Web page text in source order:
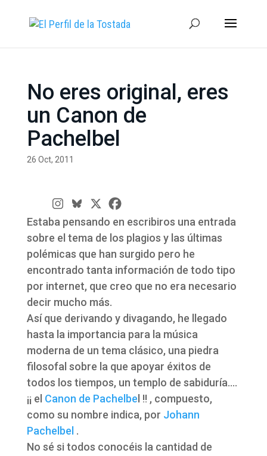
No eres original, eres
un Canon de
Pachelbel
26 Oct, 2011
Estaba pensando en escribiros una entrada
sobre el tema de los plagios y las últimas
polémicas que han surgido pero he
encontrado tanta información de todo tipo
por internet, que creo que no era necesario
decir mucho más.
Así que derivando y divagando, he llegado
hasta la importancia para la música
moderna de un tema clásico, una piedra
filosofal sobre la que apoyar éxitos de
todos los tiempos, un templo de sabiduría….
¡¡ el Canon de Pachelbe l !! , compuesto,
como su nombre indica, por Johann
Pachelbel .
No sé si todos conocéis la cantidad de